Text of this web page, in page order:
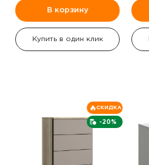
В корзину
Купить в один клик
-20%
СКИДКА